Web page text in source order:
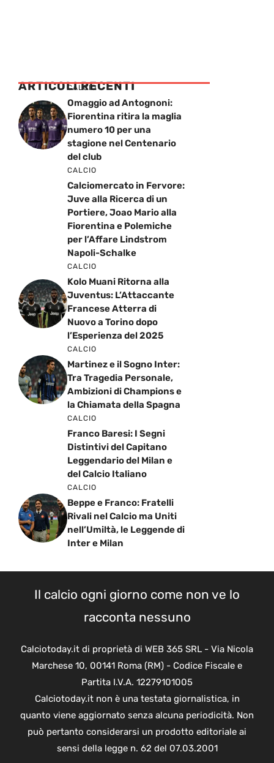
ARTICOLI RECENTI
CALCIO
Omaggio ad Antognoni:
Fiorentina ritira la maglia
numero 10 per una
stagione nel Centenario
del club
CALCIO
Calciomercato in Fervore:
Juve alla Ricerca di un
Portiere, Joao Mario alla
Fiorentina e Polemiche
per l’Affare Lindstrom
Napoli-Schalke
CALCIO
Kolo Muani Ritorna alla
Juventus: L’Attaccante
Francese Atterra di
Nuovo a Torino dopo
l’Esperienza del 2025
CALCIO
Martinez e il Sogno Inter:
Tra Tragedia Personale,
Ambizioni di Champions e
la Chiamata della Spagna
CALCIO
Franco Baresi: I Segni
Distintivi del Capitano
Leggendario del Milan e
del Calcio Italiano
CALCIO
Beppe e Franco: Fratelli
Rivali nel Calcio ma Uniti
nell’Umiltà, le Leggende di
Inter e Milan
Il calcio ogni giorno come non ve lo
racconta nessuno
Calciotoday.it di proprietà di WEB 365 SRL - Via Nicola
Marchese 10, 00141 Roma (RM) - Codice Fiscale e
Partita I.V.A. 12279101005
Calciotoday.it non è una testata giornalistica, in
quanto viene aggiornato senza alcuna periodicità. Non
può pertanto considerarsi un prodotto editoriale ai
sensi della legge n. 62 del 07.03.2001